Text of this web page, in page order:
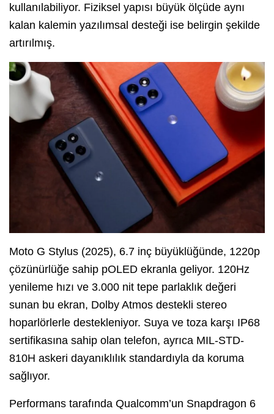
kullanılabiliyor. Fiziksel yapısı büyük ölçüde aynı
kalan kalemin yazılımsal desteği ise belirgin şekilde
artırılmış.
Moto G Stylus (2025), 6.7 inç büyüklüğünde, 1220p
çözünürlüğe sahip pOLED ekranla geliyor. 120Hz
yenileme hızı ve 3.000 nit tepe parlaklık değeri
sunan bu ekran, Dolby Atmos destekli stereo
hoparlörlerle destekleniyor. Suya ve toza karşı IP68
sertifikasına sahip olan telefon, ayrıca MIL-STD-
810H askeri dayanıklılık standardıyla da koruma
sağlıyor.
Performans tarafında Qualcomm’un Snapdragon 6